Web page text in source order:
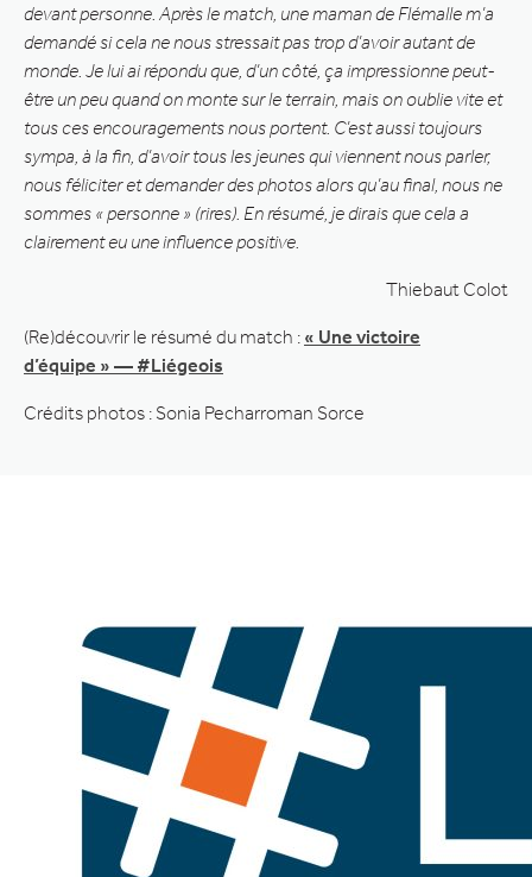
devant personne. Après le match, une maman de Flémalle m’a
demandé si cela ne nous stressait pas trop d’avoir autant de
monde. Je lui ai répondu que, d’un côté, ça impressionne peut-
être un peu quand on monte sur le terrain, mais on oublie vite et
tous ces encouragements nous portent. C’est aussi toujours
sympa, à la fin, d’avoir tous les jeunes qui viennent nous parler,
nous féliciter et demander des photos alors qu’au final, nous ne
sommes « personne » (rires). En résumé, je dirais que cela a
clairement eu une influence positive.
Thiebaut Colot
(Re)découvrir le résumé du match : « Une victoire
d’équipe » — #Liégeois
Crédits photos : Sonia Pecharroman Sorce